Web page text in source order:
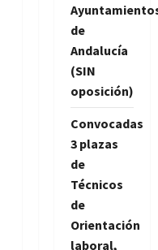
de
Andalucía
(SIN
oposición)
Convocadas
3 plazas
de
Técnicos
de
Orientación
laboral,